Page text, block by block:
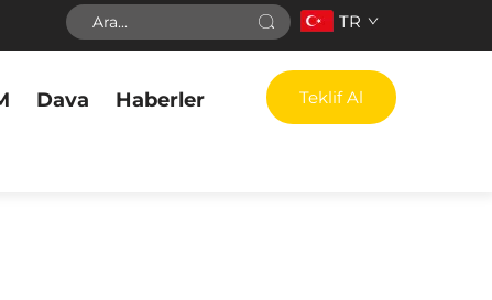
TR
Dava Haberler Teklif Al